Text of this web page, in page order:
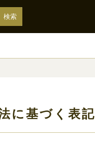
に基づく表記